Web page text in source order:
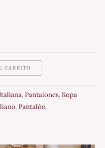
CARRITO
,Pantalones,Ropa
,Pantalón